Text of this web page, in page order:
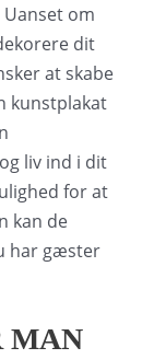
om
dit
at skabe
kunstplakat
liv ind i dit
for at
kan de
har gæster
MAN